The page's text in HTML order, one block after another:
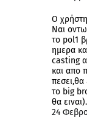
Ο
Ναι
το pol1
ημερα
casting
και απο
το big
θα
24